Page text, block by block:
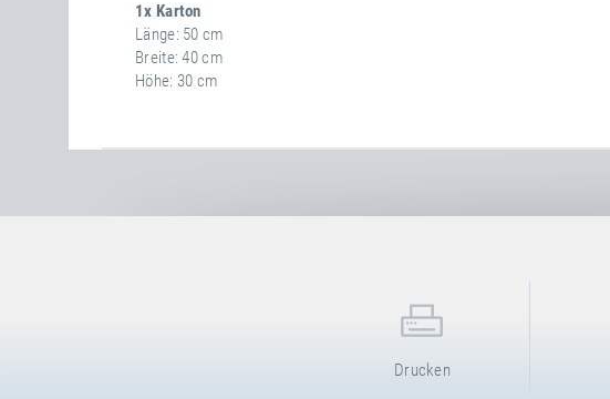
1x Karton
Länge 50 cm
Breite 40 cm
Höhe 30 cm
Drucken